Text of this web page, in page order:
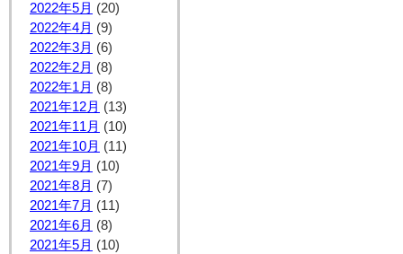
2022年5月 (20)
2022年4月 (9)
2022年3月 (6)
2022年2月 (8)
2022年1月 (8)
2021年12月 (13)
2021年11月 (10)
2021年10月 (11)
2021年9月 (10)
2021年8月 (7)
2021年7月 (11)
2021年6月 (8)
2021年5月 (10)